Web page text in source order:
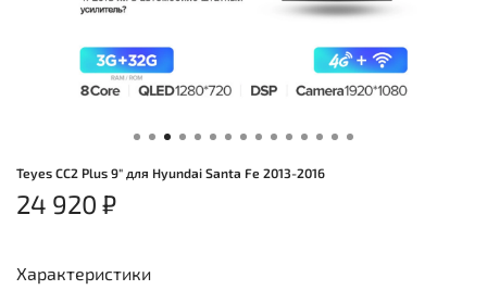
Teyes CC2 Plus 9" для Hyundai Santa Fe 2013-2016
24 920 ₽
Характеристики